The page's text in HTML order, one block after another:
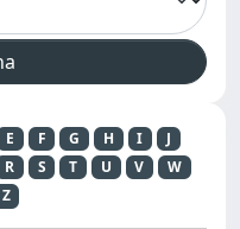
E F G H I
J
R S T U V
W
Z